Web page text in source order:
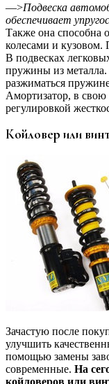
—>Подвеска
обеспечивает
Также она способна
колесами и кузовом.
В подвесках
пружины из
разжиматься
Амортизатор, в
регулировкой
Койловер или
Зачастую после
улучшить
помощью замены
современные. На
койловеров или